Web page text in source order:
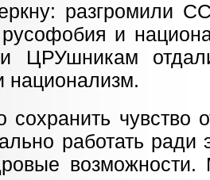
разгромили
русофобия и
и ЦРУшникам
национализм.
чувство
работать ради